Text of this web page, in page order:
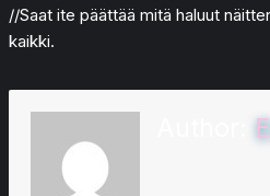
//Saat ite päättää mitä haluut
kaikki.